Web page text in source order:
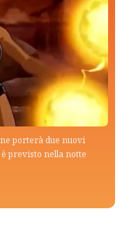
porterà due nuovi
previsto nella notte